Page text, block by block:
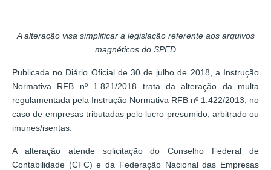
A alteração visa simplificar a legislação referente aos arquivos
magnéticos do SPED
Publicada no Diário Oficial de 30 de julho de 2018, a Instrução
Normativa RFB nº 1.821/2018 trata da alteração da multa
regulamentada pela Instrução Normativa RFB nº 1.422/2013, no
caso de empresas tributadas pelo lucro presumido, arbitrado ou
imunes/isentas.
A alteração atende solicitação do Conselho Federal de
Contabilidade (CFC) e da Federação Nacional das Empresas